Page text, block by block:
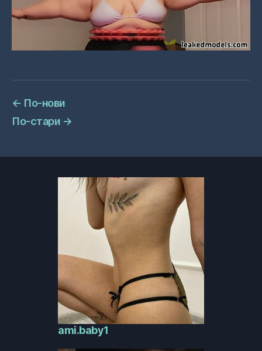
← По-нови
По-стари →
ami.baby1